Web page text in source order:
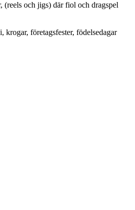
(reels och jigs) där fiol och dragspel
företagsfester, födelsedagar